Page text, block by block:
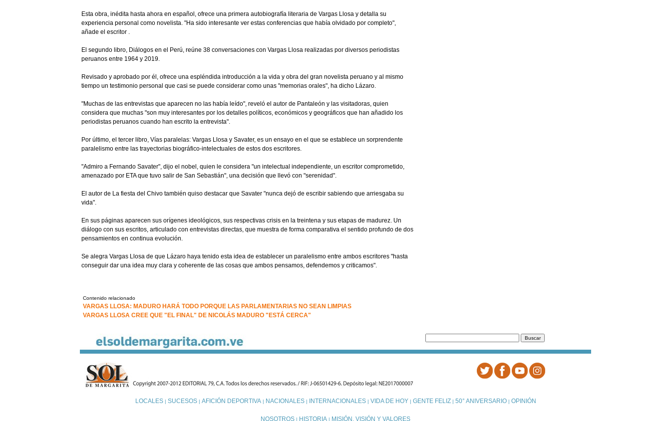
Esta obra, inédita hasta ahora en español, ofrece una primera autobiografía literaria de Vargas Llosa y detalla su
experiencia personal como novelista. "Ha sido interesante ver estas conferencias que había olvidado por completo",
añade el escritor .
El segundo libro, Diálogos en el Perú, reúne 38 conversaciones con Vargas Llosa realizadas por diversos periodistas
peruanos entre 1964 y 2019.
Revisado y aprobado por él, ofrece una espléndida introducción a la vida y obra del gran novelista peruano y al mismo
tiempo un testimonio personal que casi se puede considerar como unas "memorias orales", ha dicho Lázaro.
"Muchas de las entrevistas que aparecen no las había leído", reveló el autor de Pantaleón y las visitadoras, quien
considera que muchas "son muy interesantes por los detalles políticos, económicos y geográficos que han añadido los
periodistas peruanos cuando han escrito la entrevista".
Por último, el tercer libro, Vías paralelas: Vargas Llosa y Savater, es un ensayo en el que se establece un sorprendente
paralelismo entre las trayectorias biográfico-intelectuales de estos dos escritores.
"Admiro a Fernando Savater", dijo el nobel, quien le considera "un intelectual independiente, un escritor comprometido,
amenazado por ETA que tuvo salir de San Sebastián", una decisión que llevó con "serenidad".
El autor de La fiesta del Chivo también quiso destacar que Savater "nunca dejó de escribir sabiendo que arriesgaba su
vida".
En sus páginas aparecen sus orígenes ideológicos, sus respectivas crisis en la treintena y sus etapas de madurez. Un
diálogo con sus escritos, articulado con entrevistas directas, que muestra de forma comparativa el sentido profundo de dos
pensamientos en continua evolución.
Se alegra Vargas Llosa de que Lázaro haya tenido esta idea de establecer un paralelismo entre ambos escritores "hasta
conseguir dar una idea muy clara y coherente de las cosas que ambos pensamos, defendemos y criticamos".
Contenido relacionado
VARGAS LLOSA: MADURO HARÁ TODO PORQUE LAS PARLAMENTARIAS NO SEAN LIMPIAS
VARGAS LLOSA CREE QUE "EL FINAL" DE NICOLÁS MADURO "ESTÁ CERCA"
LOCALES| SUCESOS| AFICIÓN DEPORTIVA| NACIONALES| INTERNACIONALES| VIDA DE HOY | GENTE FELIZ| 50° ANIVERSARIO| OPINIÓN
NOSOTROS | HISTORIA | MISIÓN, VISIÓN Y VALORES